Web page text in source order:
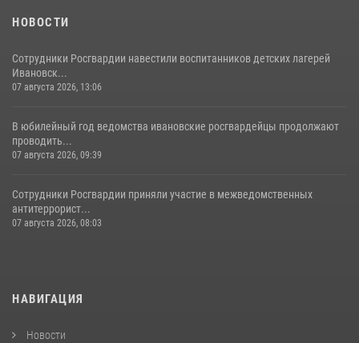
НОВОСТИ
Сотрудники Росгвардии навестили воспитанников детских лагерей
Ивановск...
07 августа 2026, 13:06
В юбилейный год ведомства ивановские росгвардейцы продолжают
проводить...
07 августа 2026, 09:39
Сотрудники Росгвардии приняли участие в межведомственных
антитеррорист...
07 августа 2026, 08:03
НАВИГАЦИЯ
Новости